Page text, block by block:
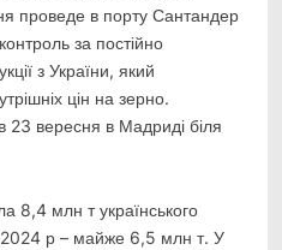
проведе в порту Сантандер
за постійно
з України, який
цін на зерно.
23 вересня в Мадриді біля
8,4 млн т українського
2024 р – майже 6,5 млн т. У